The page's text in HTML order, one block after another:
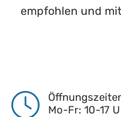
empfohlen und
Mo-Fr: 10-17